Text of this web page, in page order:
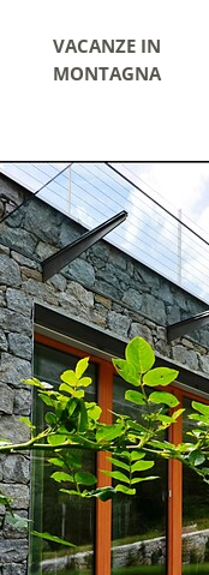
VACANZE IN
MONTAGNA